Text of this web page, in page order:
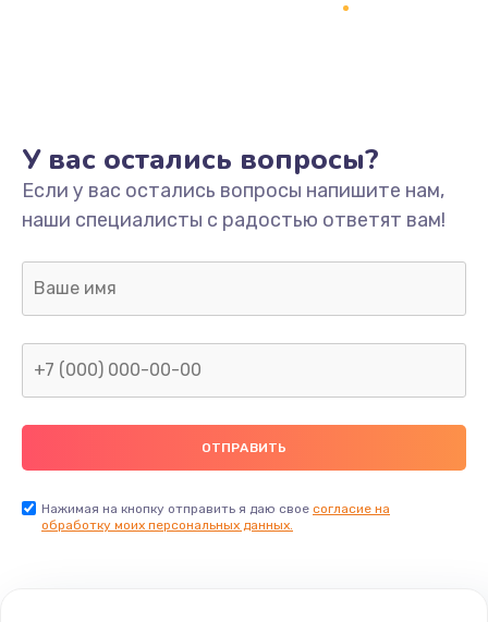
Не включается
1400 руб.
Заказать
Нет звука
800 руб.
Не видит флешку
400 руб.
Заказать
У вас остались вопросы?
Если у вас остались вопросы напишите нам,
наши специалисты с радостью ответят вам!
Нажимая на кнопку отправить я даю свое согласие на
обработку моих персональных данных.